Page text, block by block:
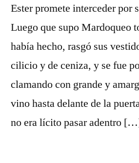
Ester promete interceder por
Luego que supo Mardoqueo
había hecho, rasgó sus
cilicio y de ceniza, y se fue
clamando con grande y
vino hasta delante de la
no era lícito pasar adentro